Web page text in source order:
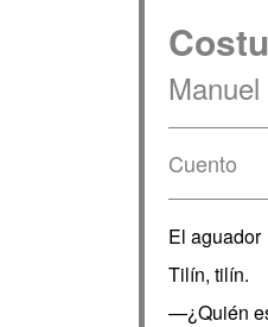
Cuento
El aguador
Tilín, tilín.
—¿Quién